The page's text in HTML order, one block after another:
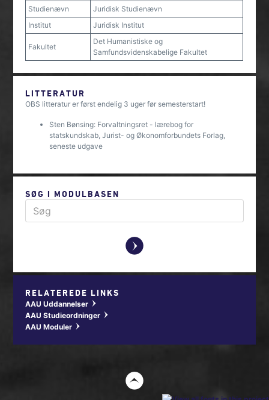
Studienævn
Juridisk Studienævn
Institut
Juridisk Institut
Fakultet
Det Humanistiske og
Samfundsvidenskabelige Fakultet
LITTERATUR
OBS litteratur er først endelig 3 uger før semesterstart!
Sten Bønsing: Forvaltningsret - lærebog for
statskundskab, Jurist- og Økonomforbundets Forlag,
seneste udgave
SØG I MODULBASEN
y
RELATEREDE LINKS
AAU Uddannelser w
AAU Studieordninger w
AAU Moduler w
t